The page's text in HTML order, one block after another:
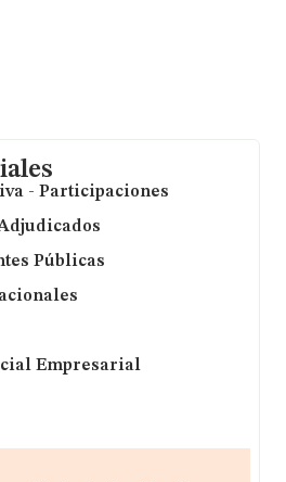
- Participaciones
Públicas
Empresarial